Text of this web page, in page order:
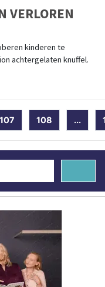
VERLOREN
kinderen te
achtergelaten knuffel.
107 108 ...